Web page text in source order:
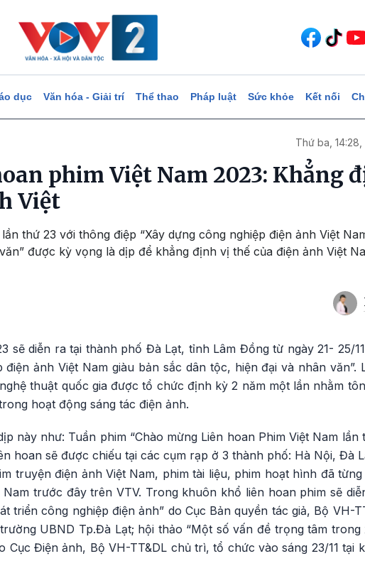
dục Văn hóa - Giải trí Thể thao Pháp luật Sức khỏe Kết nối
Thứ ba, 14:28,
phim Việt Nam 2023: Khẳng
Việt
thứ 23 với thông điệp “Xây dựng công nghiệp điện ảnh Việt
được kỳ vọng là dịp để khẳng định vị thế của điện ảnh Việt
sẽ diễn ra tại thành phố Đà Lạt, tỉnh Lâm Đồng từ ngày 21- 25/
ảnh Việt Nam giàu bản sắc dân tộc, hiện đại và nhân văn”.
thuật quốc gia được tổ chức định kỳ 2 năm một lần nhằm
hoạt động sáng tác điện ảnh.
này như: Tuần phim “Chào mừng Liên hoan Phim Việt Nam lần
hoan sẽ được chiếu tại các cụm rạp ở 3 thành phố: Hà Nội, Đà
truyện điện ảnh Việt Nam, phim tài liệu, phim hoạt hình đã từng
trước đây trên VTV. Trong khuôn khổ liên hoan phim sẽ
triển công nghiệp điện ảnh” do Cục Bản quyền tác giả, Bộ VH-
UBND Tp.Đà Lạt; hội thảo “Một số vấn đề trọng tâm trong
Cục Điện ảnh, Bộ VH-TT&DL chủ trì, tổ chức vào sáng 23/11 tại